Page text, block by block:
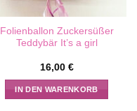
Folienballon Zuckersüßer
Teddybär It’s a girl
16,00 €
IN DEN WARENKORB